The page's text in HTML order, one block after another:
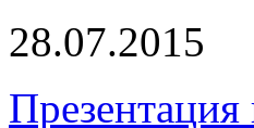
28.07.2015